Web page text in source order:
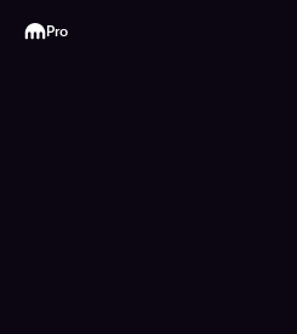
Kraken
Pro